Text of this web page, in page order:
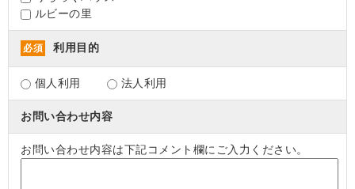
ルビーの里
必須 利用目的
個人利用 法人利用
お問い合わせ内容
お問い合わせ内容は下記コメント欄にご入力ください。